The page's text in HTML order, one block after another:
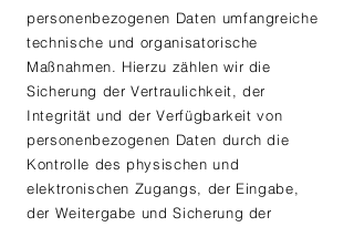
personenbezogenen Daten umfangreiche
technische und organisatorische
Maßnahmen. Hierzu zählen wir die
Sicherung der Vertraulichkeit, der
Integrität und der Verfügbarkeit von
personenbezogenen Daten durch die
Kontrolle des physischen und
elektronischen Zugangs, der Eingabe,
der Weitergabe und Sicherung der